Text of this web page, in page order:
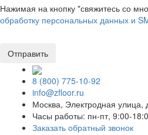
Нажимая на кнопку "свяжитесь со
обработку персональных данных и
8 (800) 775-10-92
info@zfloor.ru
Москва, Электродная улица,
Часы работы: пн-пт, 9:00-
Заказать обратный звонок